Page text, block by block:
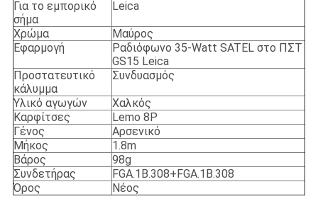
Για το εμπορικό
σήμα
Leica
Χρώμα
Μαύρος
Εφαρμογή
Ραδιόφωνο 35-Watt SATEL στο ΠΣΤ
GS15 Leica
Προστατευτικό
κάλυμμα
Συνδυασμός
Υλικό αγωγών
Χαλκός
Καρφίτσες
Lemo 8P
Γένος
Αρσενικό
Μήκος
1.8m
Βάρος
98g
Συνδετήρας
FGA.1B.308+FGA.1B.308
Όρος
Νέος